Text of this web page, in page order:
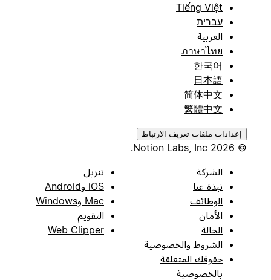
Tiếng Việt
עברית
العربية
ภาษาไทย
한국어
日本語
简体中文
繁體中文
إعدادات ملفات تعريف الارتباط
الشركة
نبذة عنا
الوظائف
الأمان
الحالة
الشروط والخصوصية
حقوقك المتعلقة
بالخصوصية
تنزيل
iOS وAndroid
Mac وWindows
التقويم
Web Clipper